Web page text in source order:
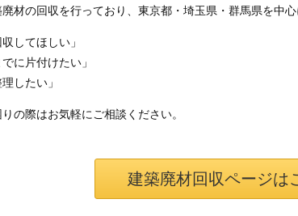
材の回収を行っており、東京都・埼玉県・群馬県を中心
収してほしい」
でに片付けたい」
したい」
の際はお気軽にご相談ください。
建築廃材回収ページは